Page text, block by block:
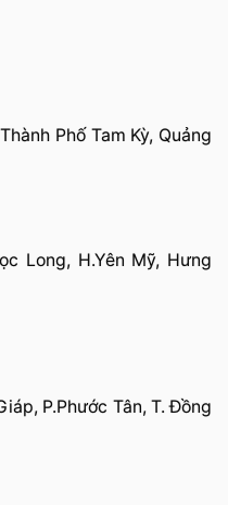
Phố Tam Kỳ, Quảng
Long, H.Yên Mỹ, Hưng
P.Phước Tân, T. Đồng